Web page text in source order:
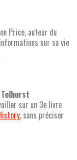
Price, auteur du
sur sa vie
sur un 3e livre
, sans préciser